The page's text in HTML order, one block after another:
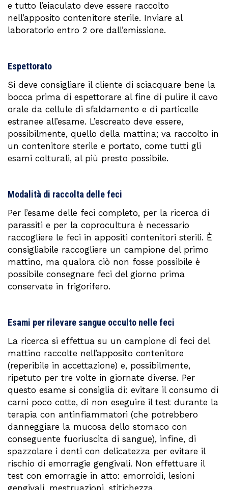
e tutto l’eiaculato deve essere raccolto
nell’apposito contenitore sterile. Inviare al
laboratorio entro 2 ore dall’emissione.
Espettorato
Si deve consigliare il cliente di sciacquare bene la
bocca prima di espettorare al fine di pulire il cavo
orale da cellule di sfaldamento e di particelle
estranee all’esame. L’escreato deve essere,
possibilmente, quello della mattina; va raccolto in
un contenitore sterile e portato, come tutti gli
esami colturali, al più presto possibile.
Modalità di raccolta delle feci
Per l’esame delle feci completo, per la ricerca di
parassiti e per la coprocultura è necessario
raccogliere le feci in appositi contenitori sterili. È
consigliabile raccogliere un campione del primo
mattino, ma qualora ciò non fosse possibile è
possibile consegnare feci del giorno prima
conservate in frigorifero.
Esami per rilevare sangue occulto nelle feci
La ricerca si effettua su un campione di feci del
mattino raccolte nell’apposito contenitore
(reperibile in accettazione) e, possibilmente,
ripetuto per tre volte in giornate diverse. Per
questo esame si consiglia di: evitare il consumo di
carni poco cotte, di non eseguire il test durante la
terapia con antinfiammatori (che potrebbero
danneggiare la mucosa dello stomaco con
conseguente fuoriuscita di sangue), infine, di
spazzolare i denti con delicatezza per evitare il
rischio di emorragie gengivali. Non effettuare il
test con emorragie in atto: emorroidi, lesioni
gengivali, mestruazioni, stitichezza.